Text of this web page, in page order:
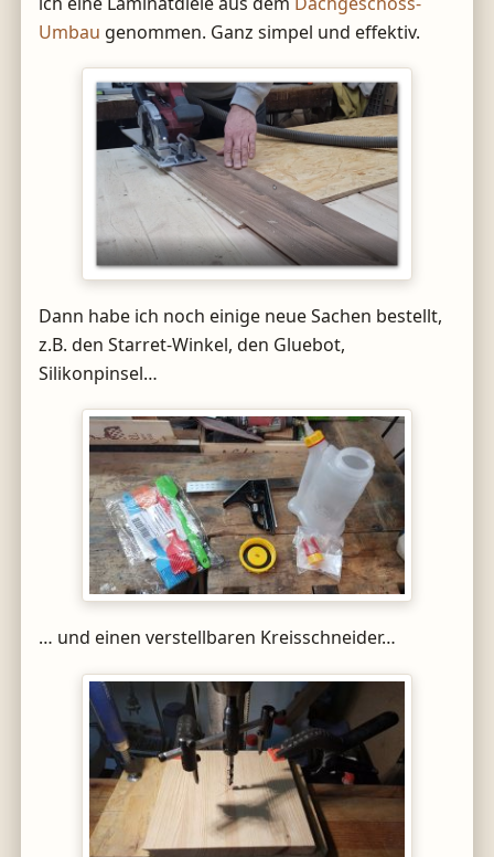
Umbau genommen. Ganz simpel und effektiv.
Dann habe ich noch einige neue Sachen bestellt,
z.B. den Starret-Winkel, den Gluebot,
Silikonpinsel…
… und einen verstellbaren Kreisschneider…